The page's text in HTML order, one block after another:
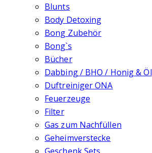
Blunts
Body Detoxing
Bong Zubehör
Bong`s
Bücher
Dabbing / BHO / Honig & Öl
Duftreiniger ONA
Feuerzeuge
Filter
Gas zum Nachfüllen
Geheimverstecke